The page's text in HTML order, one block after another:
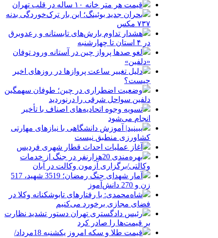
قیمت هر متر خانه ۱۰ ساله در قلب تهران
بحران جدید بوئینگ؛ این بار ترک‌خوردگی بدنه
۷۳۷ مکس
هشدار تداوم بارش‌های تابستانه و رعدوبرق
در ۴ استان تا چهارشنبه
لغو صدها پرواز چین در آستانه ورود توفان
«دلفین»
دلیل تغییر ساعت پروازها در روزهای اخیر
چیست؟
وضعیت اضطراری در چین؛ طوفان سهمگین
دلفین سواحل شرقی را درنوردید
تسویه وجوه اتحادیه‌های اصناف با تأخیر
انجام می‌شود
ببینید| آموزش دانشگاهی با نیازهای مهارتی
کشاورزی منطبق نیست
آغاز عملیات احداث قطار شهری فردیس
بهره‌مندی 20هزارنفر در جنگ از خدمات
وکالتی/برگزاری آزمون وکالت در آبان
آمار شهدای جنگ رمضان؛ 3519 شهید، 517
زن و 270 دانش‌آموز
شاه‌محمدی: با رفتارهای تابوشکنانه وکلا در
فضای مجازی برخورد می‌کنیم
رئیس دادگستری تهران دستور تشدید نظارت
بر قیمت‌ها را صادر کرد
قیمت طلا و سکه امروز یکشنبه 18مرداد/